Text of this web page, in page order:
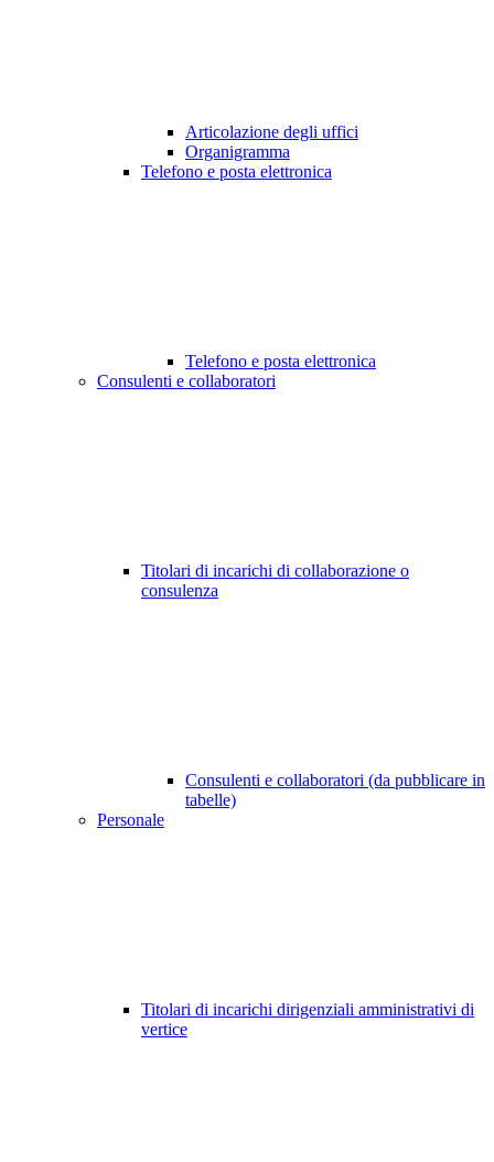
Articolazione degli uffici
Organigramma
Telefono e posta elettronica
Telefono e posta elettronica
Consulenti e collaboratori
Titolari di incarichi di collaborazione o
consulenza
Consulenti e collaboratori (da pubblicare in
tabelle)
Personale
Titolari di incarichi dirigenziali amministrativi di
vertice